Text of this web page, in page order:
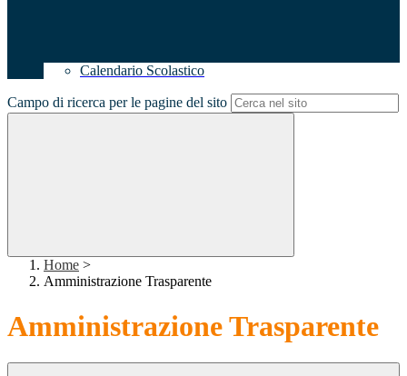
Calendario Scolastico
Campo di ricerca per le pagine del sito
Home >
Amministrazione Trasparente
Amministrazione Trasparente